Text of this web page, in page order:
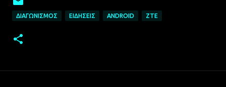
ΔΙΑΓΩΝΙΣΜΌΣ ΕΙΔΉΣΕΙΣ ANDROID ZTE